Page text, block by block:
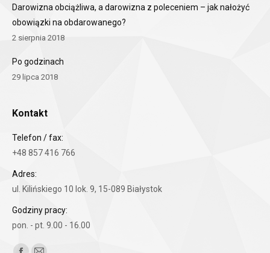
Darowizna obciążliwa, a darowizna z poleceniem – jak nałożyć
obowiązki na obdarowanego?
2 sierpnia 2018
Po godzinach
29 lipca 2018
Kontakt
Telefon / fax:
+48 857 416 766
Adres:
ul. Kilińskiego 10 lok. 9, 15-089 Białystok
Godziny pracy:
pon. - pt. 9.00 - 16.00
Znajdź nas na: